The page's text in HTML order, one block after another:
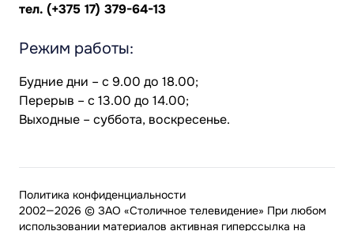
тел. (+375 17) 379-64-13
Режим работы:
Будние дни – с 9.00 до 18.00;
Перерыв – с 13.00 до 14.00;
Выходные – суббота, воскресенье.
2002—2026 © ЗАО «Столичное телевидение» При любом
использовании материалов активная гиперссылка на
Политика конфиденциальности